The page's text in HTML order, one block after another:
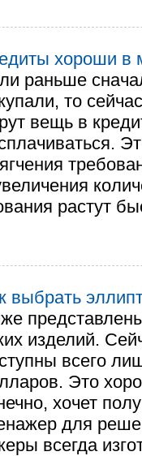
хороши в
раньше
то
вещь в
растут
выбрать
изделий.
всего
Это
хочет
для
всегда